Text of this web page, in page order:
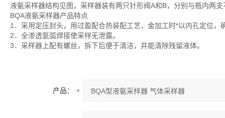
液氨采样器结构见图，采样器装有两只针形阀A和B，分别与瓶内两
BQA液氨采样器产品特点
1．采用定压封头，用过盈配合热装配工艺，金加工时*以内孔定位
2．全渗透氩弧焊接使采样无泄露。
3．采样器上配有螺丝，拆下后便于清洁，并能清除残留液体。
产品：